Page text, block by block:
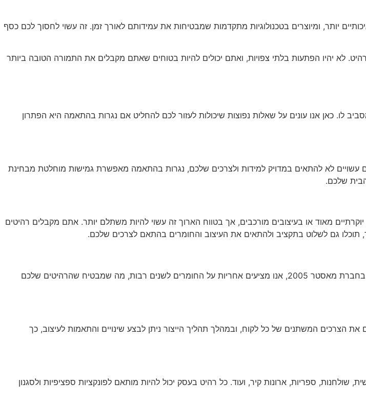
יותר, ומיוצרים בטכנולוגיות מתקדמות שמבטיחות את עמידותם לאורך זמן. זה עשוי לחסוך לכם כסף
לא יהיו הפתעות בלתי צפויות, ואתם יכולים להיות בטוחים שאתם מקבלים את התמורה הטובה ביותר
לו. כאן אנו עונים על שאלות נפוצות שיכולות לעזור לכם להחליט אם נגרות בהתאמה היא הפתרון
עשויים לא להתאים במדויק למידות ולצרכים שלכם, נגרות בהתאמה מאפשרת גמישות מוחלטת מבחינת
שלכם.
מאוד או בעיצובים מורכבים, אך בטווח הארוך זה עשוי להיות משתלם יותר. אתם מקבלים רהיטים
גם לשלוט בתקציב ולהתאים את העיצוב והחומרים בהתאם לצרכים שלכם.
כמובן. כל רהיט שמיוצר בנגרות בהתאמה אישית מגיע עם אחריות, לרוב על החומרים והעבודה. בחברת מאסטר 2005, אנו מציעים אחריות על החומרים לשנים רבות, מה שמבטיח שהרהיטים שלכם
המשתנים של כל לקוח, ובמהלך תהליך הייצור ניתן לבצע שינויים והתאמות לעיצוב, כך
ספריות, ארונות קיר, ועוד. כל רהיט בעסק יכול להיות מותאם לפונקציות ספציפיות ולסגנון